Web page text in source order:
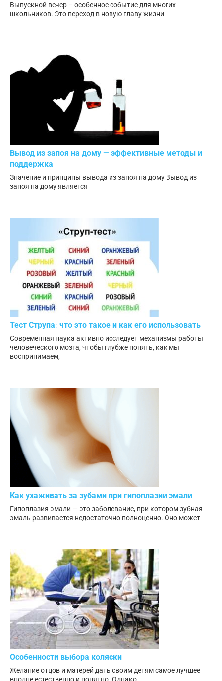
Выпускной вечер – особенное событие для многих
школьников. Это переход в новую главу жизни
Вывод из запоя на дому — эффективные методы и
поддержка
Значение и принципы вывода из запоя на дому Вывод из
запоя на дому является
Тест Струпа: что это такое и как его использовать
Современная наука активно исследует механизмы работы
человеческого мозга, чтобы глубже понять, как мы
воспринимаем,
Как ухаживать за зубами при гипоплазии эмали
Гипоплазия эмали — это заболевание, при котором зубная
эмаль развивается недостаточно полноценно. Оно может
Особенности выбора коляски
Желание отцов и матерей дать своим детям самое лучшее
вполне естественно и понятно. Однако